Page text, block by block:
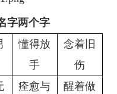
字两个字
懂得放
手
念着旧
伤
痊愈与
醒着做